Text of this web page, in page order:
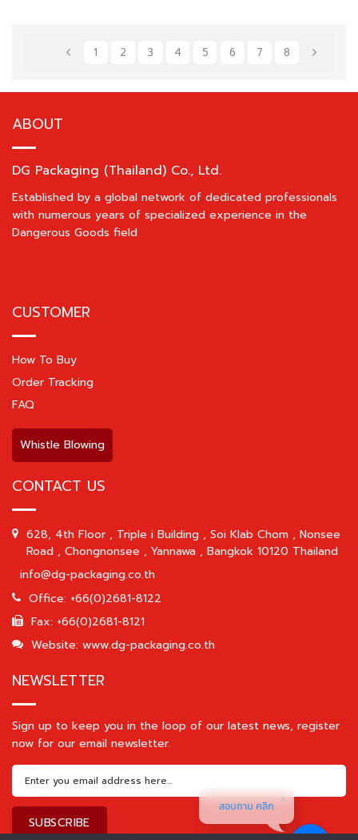
1 2 3 4 5 6 7 8
ABOUT
DG Packaging (Thailand) Co., Ltd.
Established by a global network of dedicated professionals
with numerous years of specialized experience in the
Dangerous Goods field
CUSTOMER
How To Buy
Order Tracking
FAQ
Whistle Blowing
CONTACT US
628, 4th Floor , Triple i Building , Soi Klab Chom , Nonsee
Road , Chongnonsee , Yannawa , Bangkok 10120 Thailand
info@dg-packaging.co.th
Office: +66(0)2681-8122
Fax: +66(0)2681-8121
Website: www.dg-packaging.co.th
NEWSLETTER
Sign up to keep you in the loop of our latest news, register
now for our email newsletter.
สอบถาม คลิก